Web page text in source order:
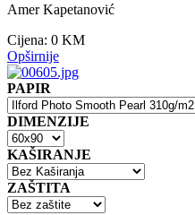
Amer Kapetanović
Cijena: 0 KM
Opširnije
PAPIR
DIMENZIJE
KAŠIRANJE
ZAŠTITA